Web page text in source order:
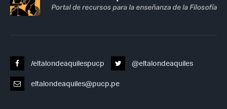
/eltalondeaquilespucp @eltalondeaquiles
eltalondeaquiles@pucp.pe